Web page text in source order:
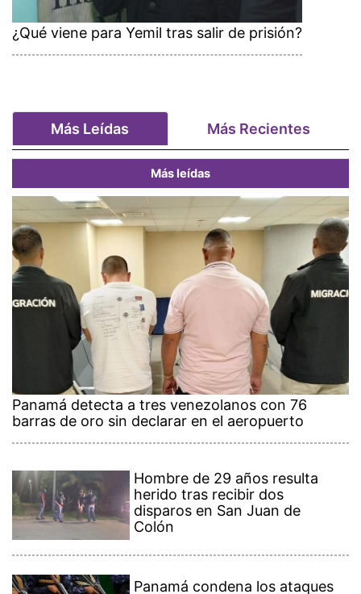
¿Qué viene para Yemil tras salir de prisión?
Más Leídas Más Recientes
Más leídas
Panamá detecta a tres venezolanos con 76
barras de oro sin declarar en el aeropuerto
Hombre de 29 años resulta
herido tras recibir dos
disparos en San Juan de
Colón
Panamá condena los ataques